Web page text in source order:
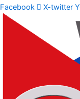
Facebook
X-twitter